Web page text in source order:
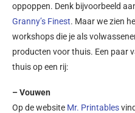
oppoppen. Denk bijvoorbeeld
Granny’s Finest. Maar we zien
workshops die je als
producten voor thuis. Een paar
thuis op een rij:
– Vouwen
Op de website Mr. Printables